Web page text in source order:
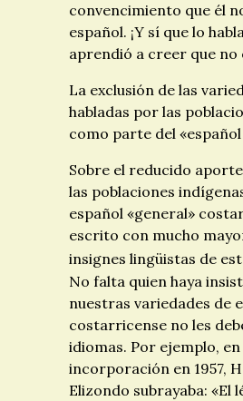
convencimiento que él
español. ¡Y sí que lo
aprendió a creer que no
La exclusión de las
habladas por las
como parte del «español
Sobre el reducido
las poblaciones
español «general»
escrito con mucho
insignes lingüistas de
No falta quien haya
nuestras variedades de
costarricense no les
idiomas. Por ejemplo,
incorporación en 1957,
Elizondo subrayaba: «El